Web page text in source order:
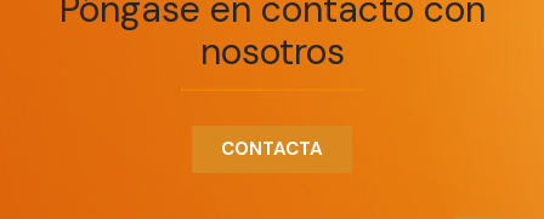
nosotros
CONTACTA